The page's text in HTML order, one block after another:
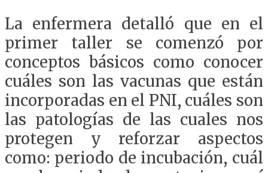
La enfermera detalló que en el
primer taller se comenzó por
conceptos básicos como conocer
cuáles son las vacunas que están
incorporadas en el PNI, cuáles son
las patologías de las cuales nos
protegen y reforzar aspectos
como: periodo de incubación, cuál